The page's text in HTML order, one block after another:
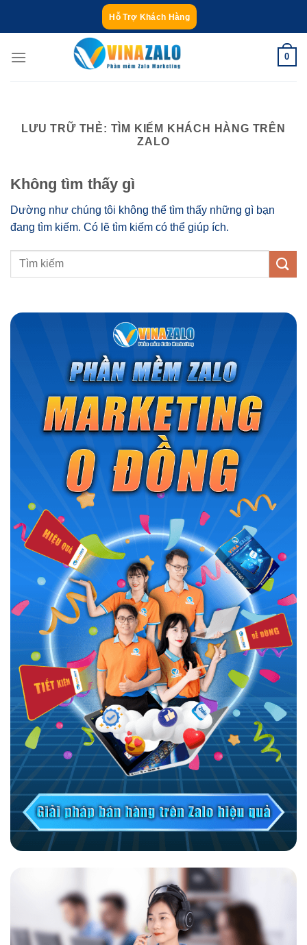
dung
Hỗ Trợ Khách Hàng
0
LƯU TRỮ THẺ: TÌM KIẾM KHÁCH HÀNG TRÊN
ZALO
Không tìm thấy gì
Dường như chúng tôi không thể tìm thấy những gì bạn
đang tìm kiếm. Có lẽ tìm kiếm có thể giúp ích.